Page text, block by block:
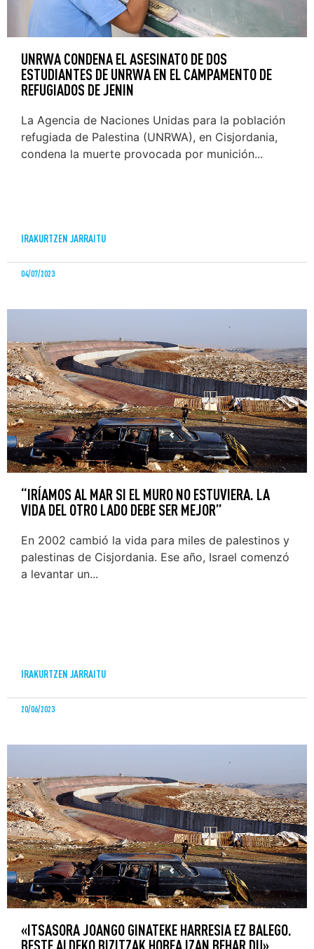
UNRWA CONDENA EL ASESINATO DE DOS
ESTUDIANTES DE UNRWA EN EL CAMPAMENTO DE
REFUGIADOS DE JENIN
La Agencia de Naciones Unidas para la población
refugiada de Palestina (UNRWA), en Cisjordania,
condena la muerte provocada por munición...
IRAKURTZEN JARRAITU
04/07/2023
“IRÍAMOS AL MAR SI EL MURO NO ESTUVIERA. LA
VIDA DEL OTRO LADO DEBE SER MEJOR”
En 2002 cambió la vida para miles de palestinos y
palestinas de Cisjordania. Ese año, Israel comenzó
a levantar un...
IRAKURTZEN JARRAITU
20/06/2023
«ITSASORA JOANGO GINATEKE HARRESIA EZ BALEGO.
BESTE ALDEKO BIZITZAK HOBEA IZAN BEHAR DU»